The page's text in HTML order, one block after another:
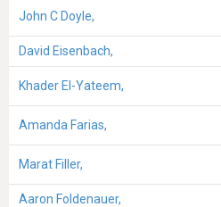
John C Doyle,
David Eisenbach,
Khader El-Yateem,
Amanda Farias,
Marat Filler,
Aaron Foldenauer,